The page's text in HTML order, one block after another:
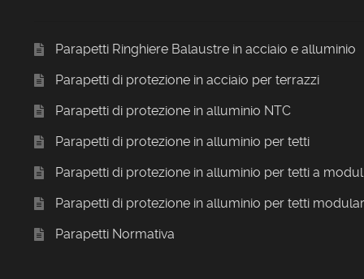
Parapetti Ringhiere Balaustre in acciaio e alluminio
Parapetti di protezione in acciaio per terrazzi
Parapetti di protezione in alluminio NTC
Parapetti di protezione in alluminio per tetti
Parapetti di protezione in alluminio per tetti a
Parapetti di protezione in alluminio per tetti
Parapetti Normativa